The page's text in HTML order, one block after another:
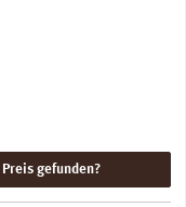
Preis gefunden?